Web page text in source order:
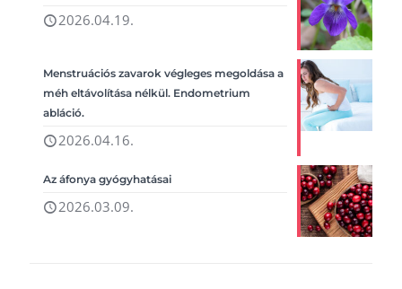
2026.04.19.
Menstruációs zavarok végleges megoldása a
méh eltávolítása nélkül. Endometrium
abláció.
2026.04.16.
Az áfonya gyógyhatásai
2026.03.09.